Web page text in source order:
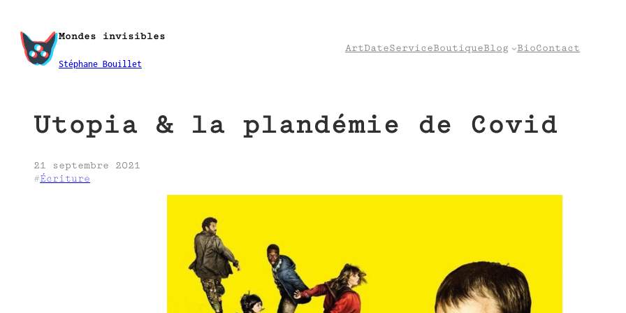
contenu
Mondes invisibles
Stéphane Bouillet
ArtDateServiceBoutiqueBlog BioContact
Utopia & la plandémie de Covid
21 septembre 2021
#Écriture